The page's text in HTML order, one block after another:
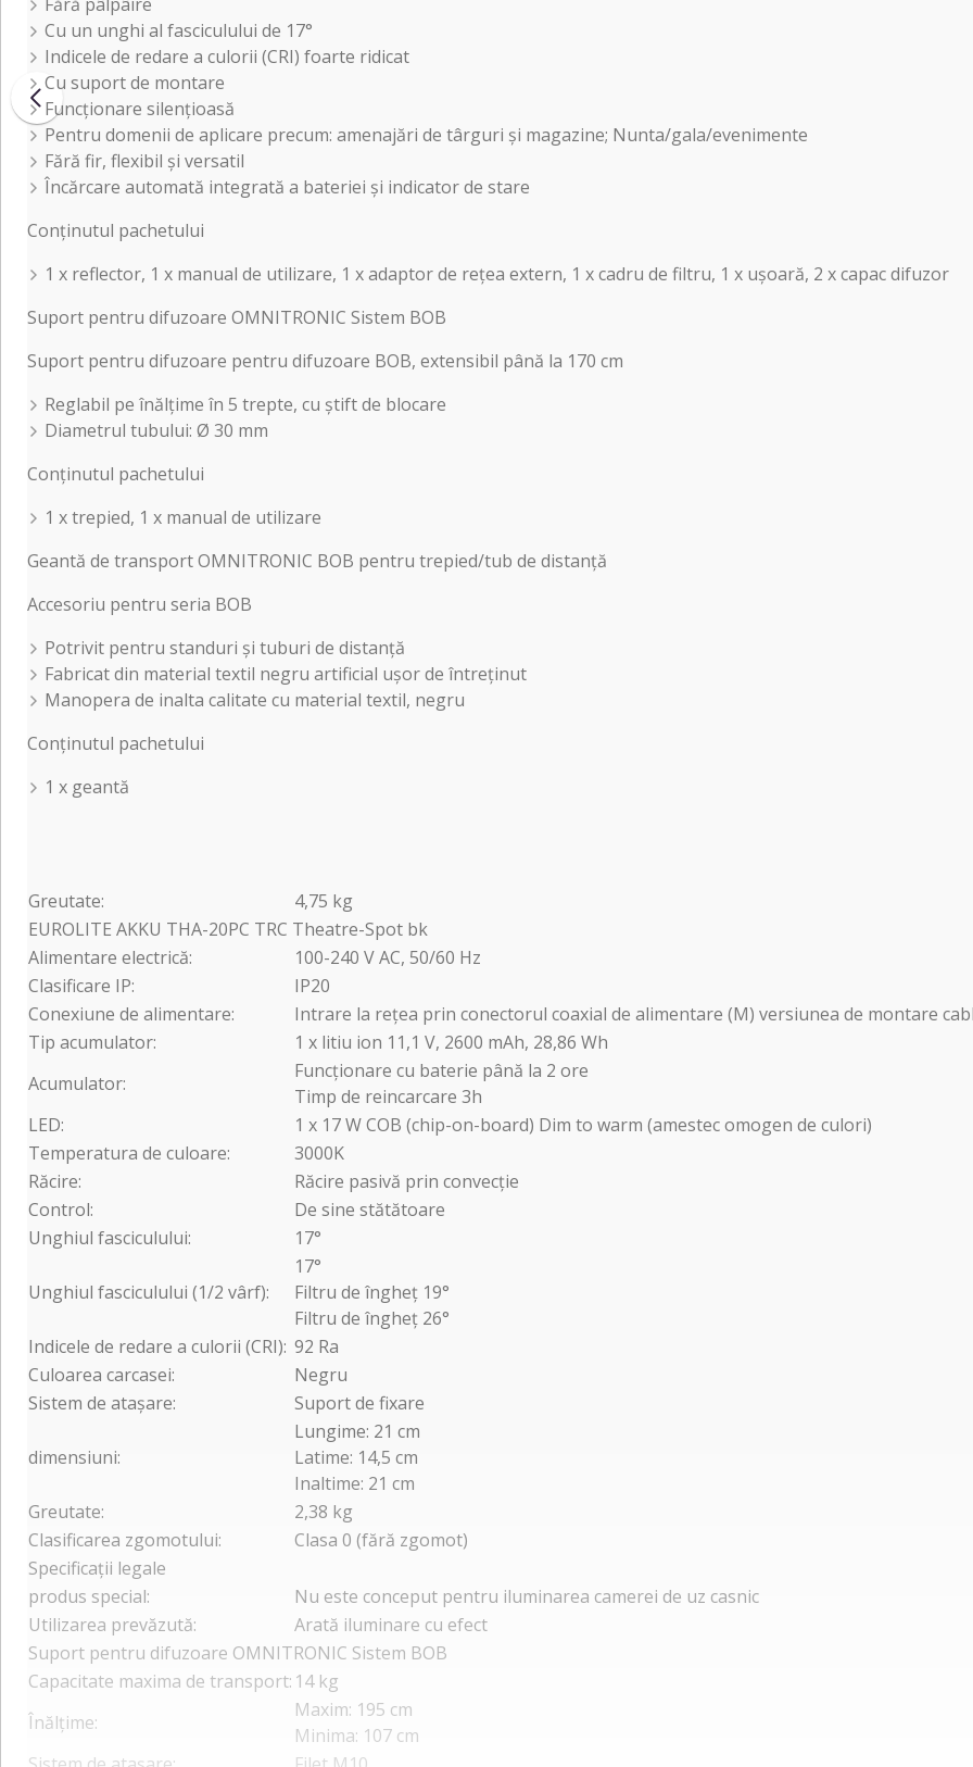
Cu un unghi al fasciculului de 17°
Indicele de redare a culorii (CRI) foarte ridicat
Cu suport de montare
Funcționare silențioasă
Pentru domenii de aplicare precum: amenajări de târguri și magazine; Nunta/gala/evenimente
Fără fir, flexibil și versatil
Încărcare automată integrată a bateriei și indicator de stare
Conținutul pachetului
1 x reflector, 1 x manual de utilizare, 1 x adaptor de rețea extern, 1 x cadru de filtru, 1 x ușoară, 2 x capac difuzor
Suport pentru difuzoare OMNITRONIC Sistem BOB
Suport pentru difuzoare pentru difuzoare BOB, extensibil până la 170 cm
Reglabil pe înălțime în 5 trepte, cu știft de blocare
Diametrul tubului: Ø 30 mm
Conținutul pachetului
1 x trepied, 1 x manual de utilizare
Geantă de transport OMNITRONIC BOB pentru trepied/tub de distanță
Accesoriu pentru seria BOB
Potrivit pentru standuri și tuburi de distanță
Fabricat din material textil negru artificial ușor de întreținut
Manopera de inalta calitate cu material textil, negru
Conținutul pachetului
1 x geantă
Greutate:
4,75 kg
EUROLITE AKKU THA-20PC TRC Theatre-Spot bk
Alimentare electrică:
100-240 V AC, 50/60 Hz
Clasificare IP:
IP20
Conexiune de alimentare:
Intrare la rețea prin conectorul coaxial de alimentare (M) versiunea de montare
Tip acumulator:
1 x litiu ion 11,1 V, 2600 mAh, 28,86 Wh
Acumulator:
Funcționare cu baterie până la 2 ore
Timp de reincarcare 3h
LED:
1 x 17 W COB (chip-on-board) Dim to warm (amestec omogen de culori)
Temperatura de culoare:
3000K
Răcire:
Răcire pasivă prin convecție
Control:
De sine stătătoare
Unghiul fasciculului:
17°
Unghiul fasciculului (1/2 vârf):
17°
Filtru de îngheț 19°
Filtru de îngheț 26°
Indicele de redare a culorii (CRI): 92 Ra
Culoarea carcasei:
Negru
Sistem de atașare:
Suport de fixare
dimensiuni:
Lungime: 21 cm
Latime: 14,5 cm
Inaltime: 21 cm
Greutate:
2,38 kg
Clasificarea zgomotului:
Clasa 0 (fără zgomot)
Specificații legale
produs special:
Nu este conceput pentru iluminarea camerei de uz casnic
Utilizarea prevăzută:
Arată iluminare cu efect
Suport pentru difuzoare OMNITRONIC Sistem BOB
Capacitate maxima de transport: 14 kg
Înălţime:
Maxim: 195 cm
Minima: 107 cm